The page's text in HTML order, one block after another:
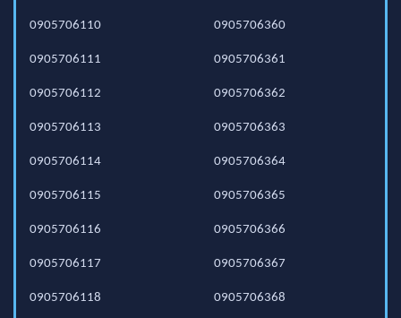
0905706110
0905706111
0905706112
0905706113
0905706114
0905706115
0905706116
0905706117
0905706118
0905706360
0905706361
0905706362
0905706363
0905706364
0905706365
0905706366
0905706367
0905706368